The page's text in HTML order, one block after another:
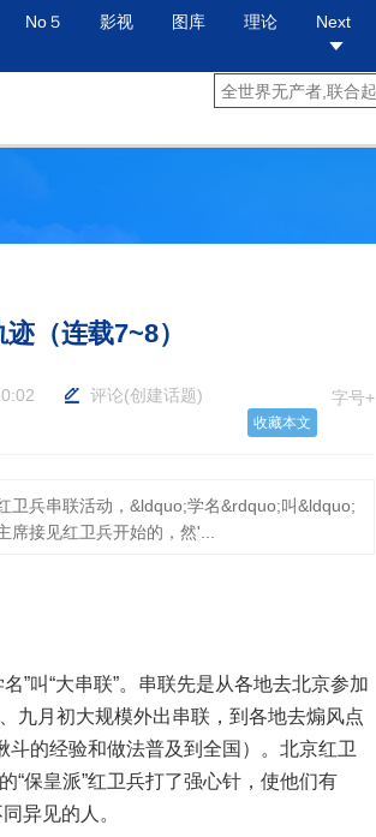
No５ 影视 图库 理论 Next
（连载7~8）
字号+
评论(创建话题)
收藏本文
卫兵串联活动，&ldquo;学名&rdquo;叫&ldquo;
接见红卫兵开始的，然'...
”叫“大串联”。串联先是从各地去北京参加
九月初大规模外出串联，到各地去煽风点
斗的经验和做法普及到全国）。北京红卫
“保皇派”红卫兵打了强心针，使他们有
异见的人。